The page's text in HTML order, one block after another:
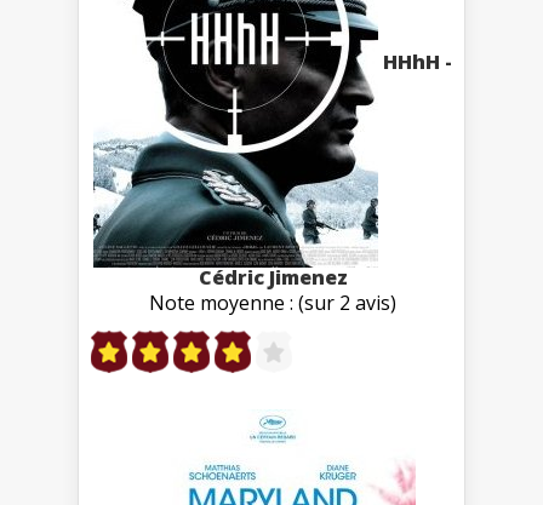
HHhH -
Cédric Jimenez
Note moyenne : (sur 2 avis)